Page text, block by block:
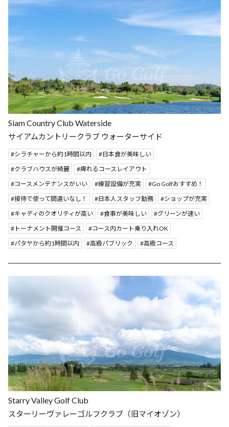
Siam Country Club Waterside
サイアムカントリークラブ ウォーターサイド
シラチャーから約1時間以内
日本食が美味しい
クラブハウスが綺麗
痺れるコースレイアウト
コースメンテナンスがいい
練習設備が充実
Go Golfおすすめ！
接待で使って間違いなし！
日本人スタッフ勤務
ショップが充実
キャディのクオリティが高い
食事が美味しい
グリーンが速い
トーナメント開催コース
コース内カート乗り入れOK
パタヤから約1時間以内
高級パブリック 高級コース
Starry Valley Golf Club
スターリーヴァレーゴルフクラブ（旧マイオゾン）